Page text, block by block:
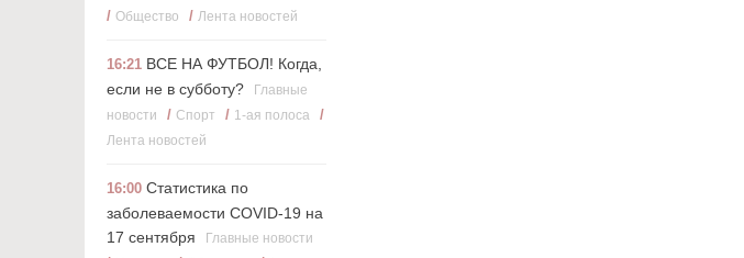
/ Общество / Лента новостей
16:21 ВСЕ НА ФУТБОЛ! Когда,
если не в субботу?
Главные
новости
/ Cпорт / 1-ая полоса /
Лента новостей
16:00 Статистика по
заболеваемости COVID-19 на
17 сентября
Главные новости